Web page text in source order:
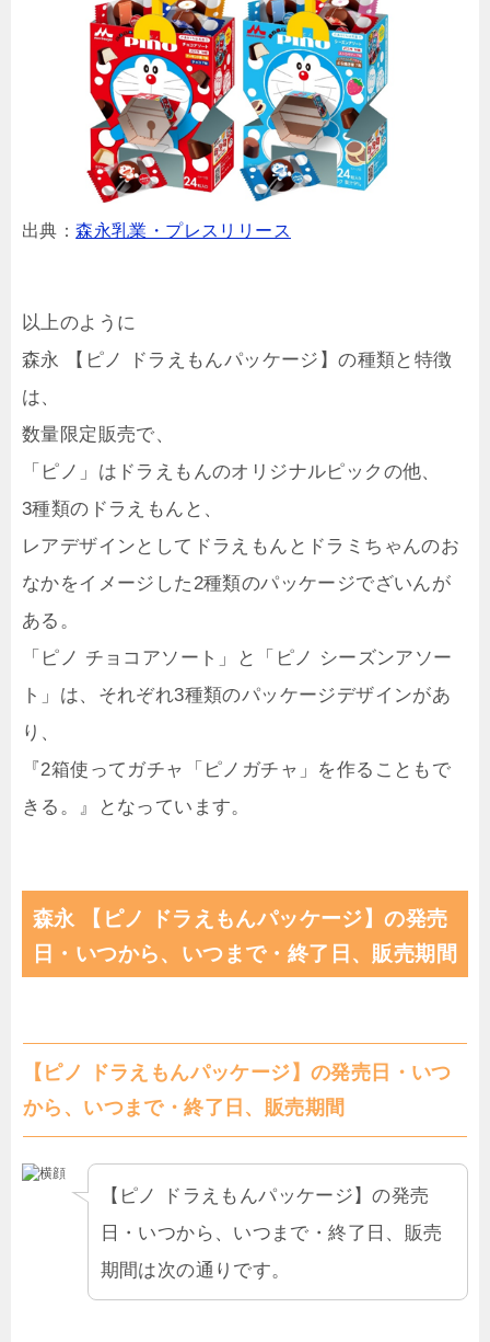
出典：森永乳業・プレスリリース
以上のように
森永 【ピノ ドラえもんパッケージ】の種類と特徴
は、
数量限定販売で、
「ピノ」はドラえもんのオリジナルピックの他、
3種類のドラえもんと、
レアデザインとしてドラえもんとドラミちゃんのお
なかをイメージした2種類のパッケージでざいんが
ある。
「ピノ チョコアソート」と「ピノ シーズンアソー
ト」は、それぞれ3種類のパッケージデザインがあ
り、
『2箱使ってガチャ「ピノガチャ」を作ることもで
きる。』となっています。
森永 【ピノ ドラえもんパッケージ】の発売
日・いつから、いつまで・終了日、販売期間
【ピノ ドラえもんパッケージ】の発売日・いつ
から、いつまで・終了日、販売期間
【ピノ ドラえもんパッケージ】の発売
日・いつから、いつまで・終了日、販売
期間は次の通りです。